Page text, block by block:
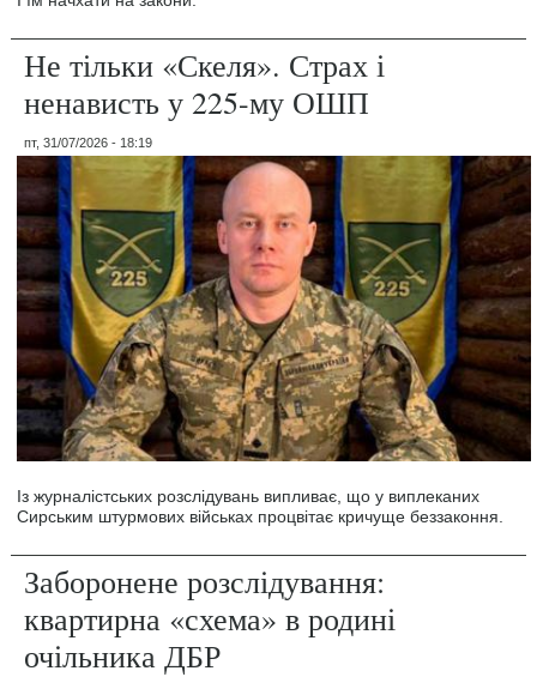
Не тільки «Скеля». Страх і
ненависть у 225-му ОШП
пт, 31/07/2026 - 18:19
Із журналістських розслідувань випливає, що у виплеканих
Сирським штурмових військах процвітає кричуще беззаконня.
Заборонене розслідування:
квартирна «схема» в родині
очільника ДБР